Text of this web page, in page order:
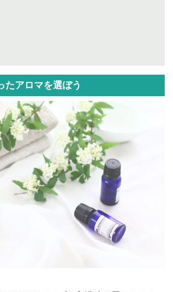
たアロマを選ぼう